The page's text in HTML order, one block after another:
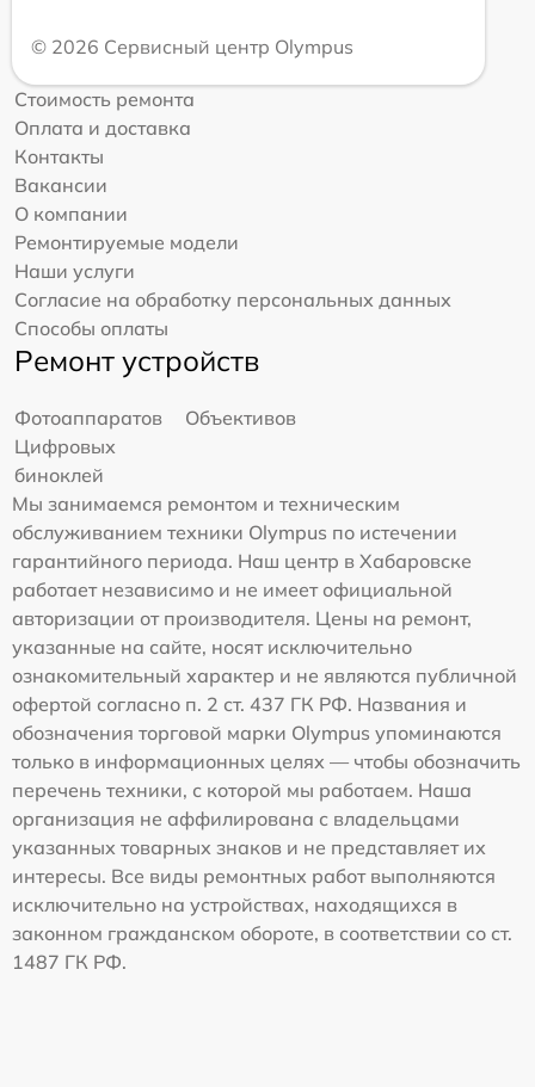
© 2026 Сервисный центр Olympus
Стоимость ремонта
Оплата и доставка
Контакты
Вакансии
О компании
Ремонтируемые модели
Наши услуги
Согласие на обработку персональных данных
Способы оплаты
Ремонт устройств
Фотоаппаратов
Объективов
Цифровых
биноклей
Мы занимаемся ремонтом и техническим
обслуживанием техники Olympus по истечении
гарантийного периода. Наш центр в Хабаровске
работает независимо и не имеет официальной
авторизации от производителя. Цены на ремонт,
указанные на сайте, носят исключительно
ознакомительный характер и не являются публичной
офертой согласно п. 2 ст. 437 ГК РФ. Названия и
обозначения торговой марки Olympus упоминаются
только в информационных целях — чтобы обозначить
перечень техники, с которой мы работаем. Наша
организация не аффилирована с владельцами
указанных товарных знаков и не представляет их
интересы. Все виды ремонтных работ выполняются
исключительно на устройствах, находящихся в
законном гражданском обороте, в соответствии со ст.
1487 ГК РФ.